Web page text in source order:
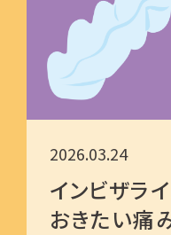
インビザラ
おきたい痛
2026.03.24